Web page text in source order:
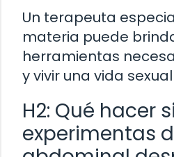
Un terapeuta
materia puede
herramientas
y vivir una vida
H2: Qué hacer si
experimentas